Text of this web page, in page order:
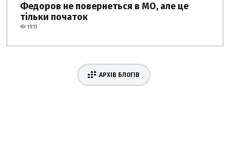
Федоров не повернеться в МО, але це
тільки початок
1911
АРХІВ БЛОГІВ